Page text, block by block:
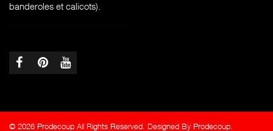
banderoles et calicots).
© 2026 Prodecoup All Rights Reserved. Designed By Prodecoup.